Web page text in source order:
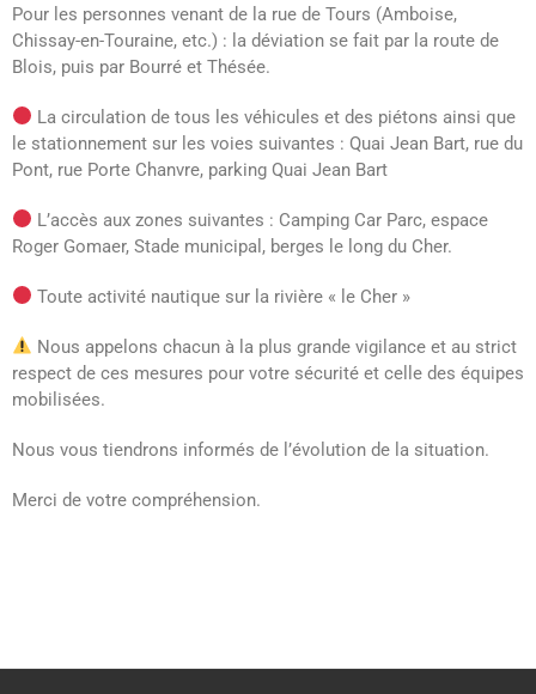
Pour les personnes venant de la rue de Tours (Amboise,
Chissay-en-Touraine, etc.) : la déviation se fait par la route de
Blois, puis par Bourré et Thésée.
La circulation de tous les véhicules et des piétons ainsi que
le stationnement sur les voies suivantes : Quai Jean Bart, rue du
Pont, rue Porte Chanvre, parking Quai Jean Bart
L’accès aux zones suivantes : Camping Car Parc, espace
Roger Gomaer, Stade municipal, berges le long du Cher.
Toute activité nautique sur la rivière « le Cher »
Nous appelons chacun à la plus grande vigilance et au strict
respect de ces mesures pour votre sécurité et celle des équipes
mobilisées.
Nous vous tiendrons informés de l’évolution de la situation.
Merci de votre compréhension.